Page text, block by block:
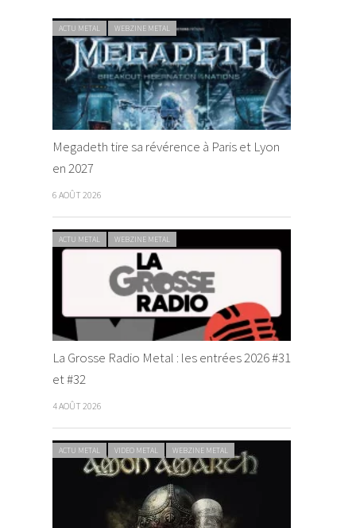
ACTU METAL WEBZINE METAL
Megadeth tire sa révérence à Paris et Lyon
en 2027
6 AOÛT 2026
ACTU METAL WEBZINE METAL
La Grosse Radio Metal : les entrées 2026 #31
et #32
4 AOÛT 2026
ACTU METAL VIDEO METAL WEBZINE METAL